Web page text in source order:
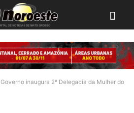
Governo inaugura 2ª Delegacia da Mulher do